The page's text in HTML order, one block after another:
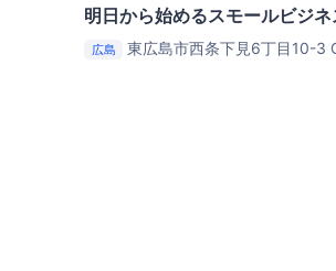
明日から始めるスモールビジネ
広島 東広島市西条下見6丁目10-3